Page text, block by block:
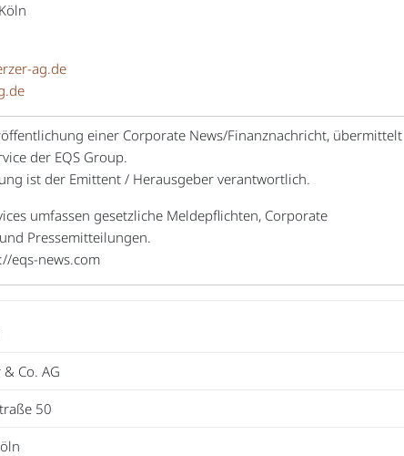
ag.de
einer Corporate News/Finanznachricht, übermittelt
der EQS Group.
ist der Emittent / Herausgeber verantwortlich.
umfassen gesetzliche Meldepflichten, Corporate
Pressemitteilungen.
eqs-news.com
Co. AG
50